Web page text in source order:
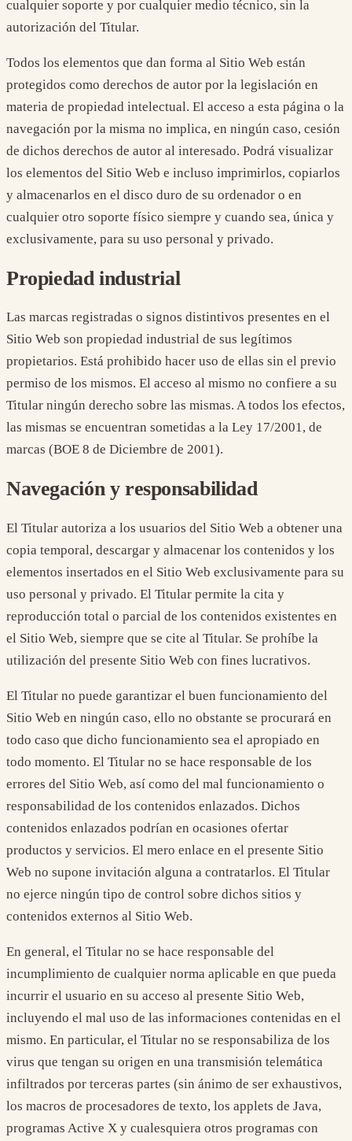
cualquier soporte y por cualquier medio técnico, sin la
autorización del Titular.
Todos los elementos que dan forma al Sitio Web están
protegidos como derechos de autor por la legislación en
materia de propiedad intelectual. El acceso a esta página o la
navegación por la misma no implica, en ningún caso, cesión
de dichos derechos de autor al interesado. Podrá visualizar
los elementos del Sitio Web e incluso imprimirlos, copiarlos
y almacenarlos en el disco duro de su ordenador o en
cualquier otro soporte físico siempre y cuando sea, única y
exclusivamente, para su uso personal y privado.
Propiedad industrial
Las marcas registradas o signos distintivos presentes en el
Sitio Web son propiedad industrial de sus legítimos
propietarios. Está prohibido hacer uso de ellas sin el previo
permiso de los mismos. El acceso al mismo no confiere a su
Titular ningún derecho sobre las mismas. A todos los efectos,
las mismas se encuentran sometidas a la Ley 17/2001, de
marcas (BOE 8 de Diciembre de 2001).
Navegación y responsabilidad
El Titular autoriza a los usuarios del Sitio Web a obtener una
copia temporal, descargar y almacenar los contenidos y los
elementos insertados en el Sitio Web exclusivamente para su
uso personal y privado. El Titular permite la cita y
reproducción total o parcial de los contenidos existentes en
el Sitio Web, siempre que se cite al Titular. Se prohíbe la
utilización del presente Sitio Web con fines lucrativos.
El Titular no puede garantizar el buen funcionamiento del
Sitio Web en ningún caso, ello no obstante se procurará en
todo caso que dicho funcionamiento sea el apropiado en
todo momento. El Titular no se hace responsable de los
errores del Sitio Web, así como del mal funcionamiento o
responsabilidad de los contenidos enlazados. Dichos
contenidos enlazados podrían en ocasiones ofertar
productos y servicios. El mero enlace en el presente Sitio
Web no supone invitación alguna a contratarlos. El Titular
no ejerce ningún tipo de control sobre dichos sitios y
contenidos externos al Sitio Web.
En general, el Titular no se hace responsable del
incumplimiento de cualquier norma aplicable en que pueda
incurrir el usuario en su acceso al presente Sitio Web,
incluyendo el mal uso de las informaciones contenidas en el
mismo. En particular, el Titular no se responsabiliza de los
virus que tengan su origen en una transmisión telemática
infiltrados por terceras partes (sin ánimo de ser exhaustivos,
los macros de procesadores de texto, los applets de Java,
programas Active X y cualesquiera otros programas con